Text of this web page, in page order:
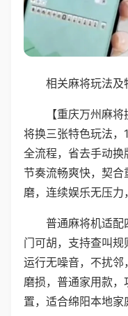
相关麻将玩法及
【重庆万州麻
将换三张特色玩法
全流程，省去手动换
节奏流畅爽快，契
磨，连续娱乐无压力
普通麻将机适配
门可胡，支持查叫规
运行无噪音，不扰
磨损，普通家用款
置，适合绵阳本地家